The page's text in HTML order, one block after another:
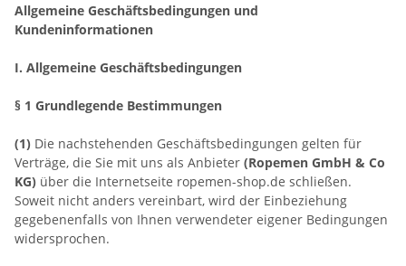
Allgemeine Geschäftsbedingungen und
Kundeninformationen
I. Allgemeine Geschäftsbedingungen
§ 1 Grundlegende Bestimmungen
(1) Die nachstehenden Geschäftsbedingungen gelten für
Verträge, die Sie mit uns als Anbieter (Ropemen GmbH & Co
KG) über die Internetseite ropemen-shop.de schließen.
Soweit nicht anders vereinbart, wird der Einbeziehung
gegebenenfalls von Ihnen verwendeter eigener Bedingungen
widersprochen.